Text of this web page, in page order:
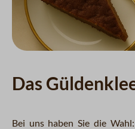
Das
Bei uns haben Sie die